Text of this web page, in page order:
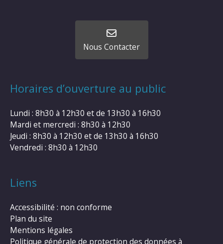
Nous Contacter
Horaires d’ouverture au public
Lundi : 8h30 à 12h30 et de 13h30 à 16h30
Mardi et mercredi : 8h30 à 12h30
Jeudi : 8h30 à 12h30 et de 13h30 à 16h30
Vendredi : 8h30 à 12h30
Liens
Accessibilité : non conforme
Plan du site
Mentions légales
Politique générale de protection des données à